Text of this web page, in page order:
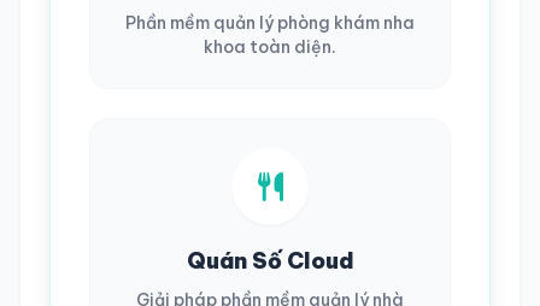
Phần mềm quản lý phòng khám nha
khoa toàn diện.
Quán Số Cloud
Giải pháp phần mềm quản lý nhà